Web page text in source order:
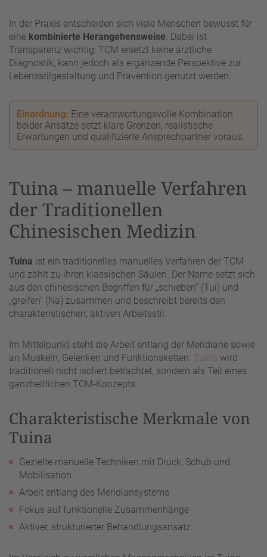
In der Praxis entscheiden sich viele Menschen bewusst für
eine kombinierte Herangehensweise . Dabei ist
Transparenz wichtig: TCM ersetzt keine ärztliche
Diagnostik, kann jedoch als ergänzende Perspektive zur
Lebensstilgestaltung und Prävention genutzt werden.
Einordnung: Eine verantwortungsvolle Kombination
beider Ansätze setzt klare Grenzen, realistische
Erwartungen und qualifizierte Ansprechpartner voraus.
Tuina – manuelle Verfahren
der Traditionellen
Chinesischen Medizin
Tuina ist ein traditionelles manuelles Verfahren der TCM
und zählt zu ihren klassischen Säulen. Der Name setzt sich
aus den chinesischen Begriffen für „schieben“ (Tui) und
„greifen“ (Na) zusammen und beschreibt bereits den
charakteristischen, aktiven Arbeitsstil.
Im Mittelpunkt steht die Arbeit entlang der Meridiane sowie
an Muskeln, Gelenken und Funktionsketten. Tuina wird
traditionell nicht isoliert betrachtet, sondern als Teil eines
ganzheitlichen TCM-Konzepts.
Charakteristische Merkmale von
Tuina
Gezielte manuelle Techniken mit Druck, Schub und
Mobilisation
Arbeit entlang des Meridiansystems
Fokus auf funktionelle Zusammenhänge
Aktiver, strukturierter Behandlungsansatz